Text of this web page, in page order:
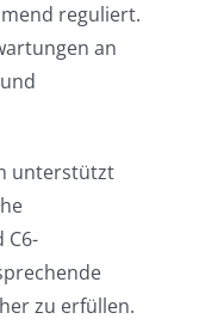
reguliert.
an
unterstützt
C6-
zu erfüllen.